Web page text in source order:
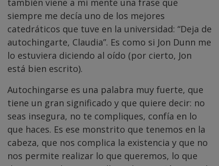
también viene a mi mente una frase que
siempre me decía uno de los mejores
catedráticos que tuve en la universidad: “Deja de
autochingarte, Claudia”. Es como si Jon Dunn me
lo estuviera diciendo al oído (por cierto, Jon
está bien escrito).
Autochingarse es una palabra muy fuerte, que
tiene un gran significado y que quiere decir: no
seas insegura, no te compliques, confía en lo
que haces. Es ese monstrito que tenemos en la
cabeza, que nos complica la existencia y que no
nos permite realizar lo que queremos, lo que